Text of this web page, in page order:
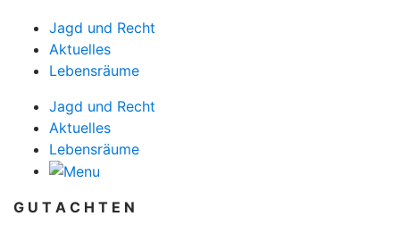
Jagd und Recht
Aktuelles
Lebensräume
Jagd und Recht
Aktuelles
Lebensräume
G U T A C H T E N